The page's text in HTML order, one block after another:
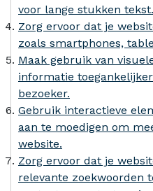
voor lange stukken tekst.
Zorg ervoor dat je
zoals smartphones,
Maak gebruik van
informatie
bezoeker.
Gebruik interactieve
aan te moedigen om
website.
Zorg ervoor dat je
relevante zoekwoorden